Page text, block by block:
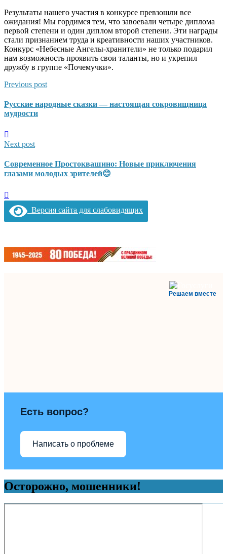
Результаты нашего участия в конкурсе превзошли все
ожидания! Мы гордимся тем, что завоевали четыре диплома
первой степени и один диплом второй степени. Эти награды
стали признанием труда и креативности наших участников.
Конкурс «Небесные Ангелы-хранители» не только подарил
нам возможность проявить свои таланты, но и укрепил
дружбу в группе «Почемучки».
Previous post
Русские народные сказки — настоящая сокровищница
мудрости
Next post
Современное Простоквашино: Новые приключения
глазами молодых зрителей😊
Версия сайта для слабовидящих
Решаем вместе
Есть вопрос?
Написать о проблеме
Осторожно, мошенники!